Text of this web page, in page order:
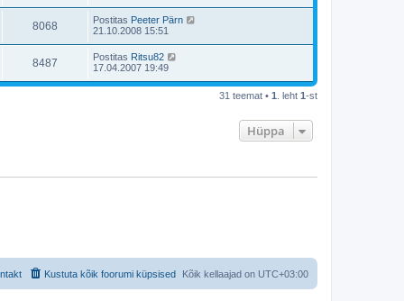
8068 Postitas Peeter Pärn
21.10.2008 15:51
8487 Postitas Ritsu82
17.04.2007 19:49
31 teemat • 1 . leht 1-st
Hüppa
Kõik kellaajad on UTC+03:00
Kustuta kõik foorumi küpsised